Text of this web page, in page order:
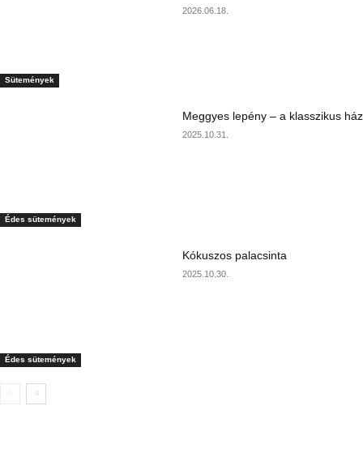
Sütemények
2026.06.18.
Édes sütemények
Meggyes lepény – a klasszikus
2025.10.31.
Édes sütemények
Kókuszos palacsinta
2025.10.30.